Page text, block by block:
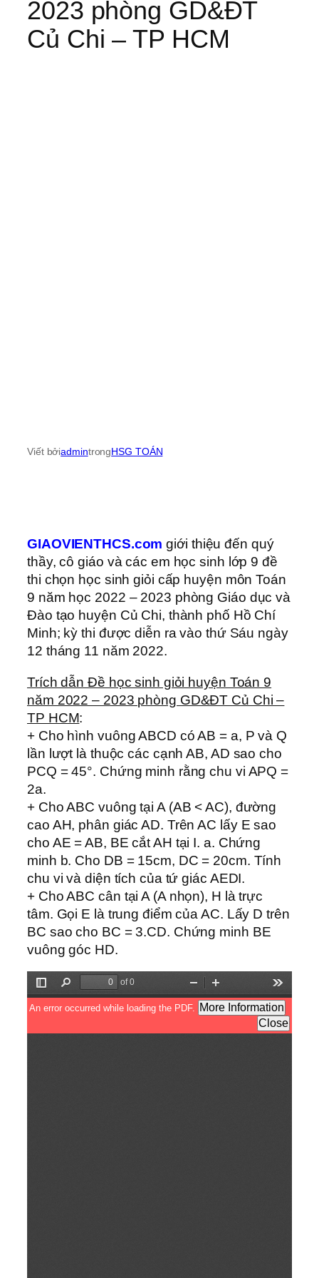
2023 phòng GD&ĐT
Củ Chi – TP HCM
Viết bởiadmintrongHSG TOÁN
GIAOVIENTHCS.com giới thiệu đến quý
thầy, cô giáo và các em học sinh lớp 9 đề
thi chọn học sinh giỏi cấp huyện môn Toán
9 năm học 2022 – 2023 phòng Giáo dục và
Đào tạo huyện Củ Chi, thành phố Hồ Chí
Minh; kỳ thi được diễn ra vào thứ Sáu ngày
12 tháng 11 năm 2022.
Trích dẫn Đề học sinh giỏi huyện Toán 9
năm 2022 – 2023 phòng GD&ĐT Củ Chi –
TP HCM:
+ Cho hình vuông ABCD có AB = a, P và Q
lần lượt là thuộc các cạnh AB, AD sao cho
PCQ = 45°. Chứng minh rằng chu vi APQ =
2a.
+ Cho ABC vuông tại A (AB < AC), đường
cao AH, phân giác AD. Trên AC lấy E sao
cho AE = AB, BE cắt AH tại I. a. Chứng
minh b. Cho DB = 15cm, DC = 20cm. Tính
chu vi và diện tích của tứ giác AEDI.
+ Cho ABC cân tại A (A nhọn), H là trực
tâm. Gọi E là trung điểm của AC. Lấy D trên
BC sao cho BC = 3.CD. Chứng minh BE
vuông góc HD.